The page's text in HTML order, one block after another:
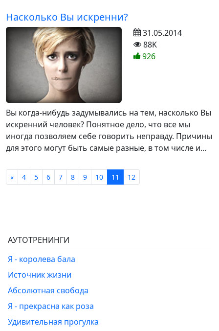
Насколько Вы искренни?
Вы когда-нибудь задумывались на тем, насколько Вы
искренний человек? Понятное дело, что все мы
иногда позволяем себе говорить неправду. Причины
для этого могут быть самые разные, в том числе и...
31.05.2014
88K
926
« 4 5 6 7 8 9 10 11 12
АУТОТРЕНИНГИ
Я - королева бала
Источник жизни
Абсолютная свобода
Я - прекрасна как роза
Удивительная прогулка